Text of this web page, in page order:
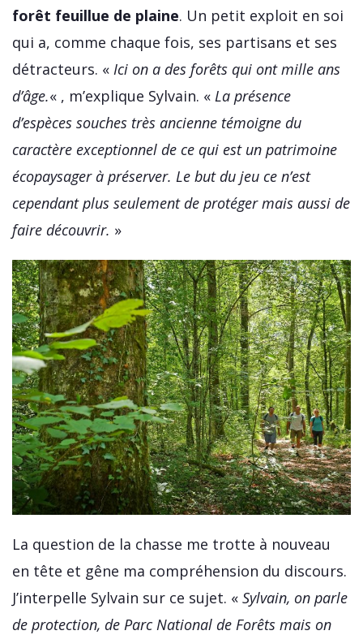
forêt feuillue de plaine. Un petit exploit en soi
qui a, comme chaque fois, ses partisans et ses
détracteurs. « Ici on a des forêts qui ont mille ans
d’âge.« , m’explique Sylvain. « La présence
d’espèces souches très ancienne témoigne du
caractère exceptionnel de ce qui est un patrimoine
écopaysager à préserver. Le but du jeu ce n’est
cependant plus seulement de protéger mais aussi de
faire découvrir. »
La question de la chasse me trotte à nouveau
en tête et gêne ma compréhension du discours.
J’interpelle Sylvain sur ce sujet. « Sylvain, on parle
de protection, de Parc National de Forêts mais on